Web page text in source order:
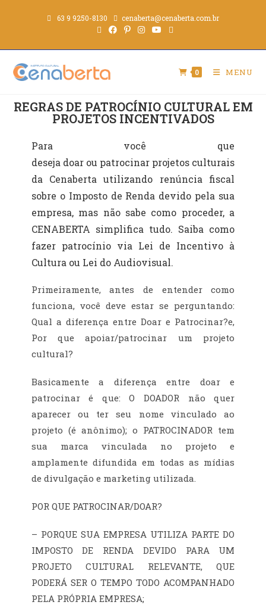
63 9 9250-8130 cenaberta@cenaberta.com.br
0 MENU
REGRAS DE PATROCÍNIO CULTURAL EM
PROJETOS INCENTIVADOS
Para você que
deseja doarou patrocinar projetos culturais
da Cenaberta utilizando renúncia fiscal
sobre o Imposto de Renda devido pela sua
empresa, mas não sabe como proceder, a
CENABERTA simplifica tudo. Saiba como
fazer patrocínio via Lei de Incentivo à
Cultura ou Lei do Audiovisual.
Primeiramente, antes de entender como
funciona, você deve estar se perguntando:
Qual a diferença entre Doar e Patrocinar?e,
Por que apoiar/patrocinar um projeto
cultural?
Basicamente a diferença entre doar e
patrocinar é que: O DOADOR não quer
aparecer ou ter seu nome vinculado ao
projeto (é anônimo); o PATROCINADOR tem
sua marca vinculada no projeto e
amplamente difundida em todas as mídias
de divulgação e marketing utilizada.
POR QUE PATROCINAR/DOAR?
– PORQUE SUA EMPRESA UTILIZA PARTE DO
IMPOSTO DE RENDA DEVIDO PARA UM
PROJETO CULTURAL RELEVANTE, QUE
PODERÁ SER O TEMPO TODO ACOMPANHADO
PELA PRÓPRIA EMPRESA;